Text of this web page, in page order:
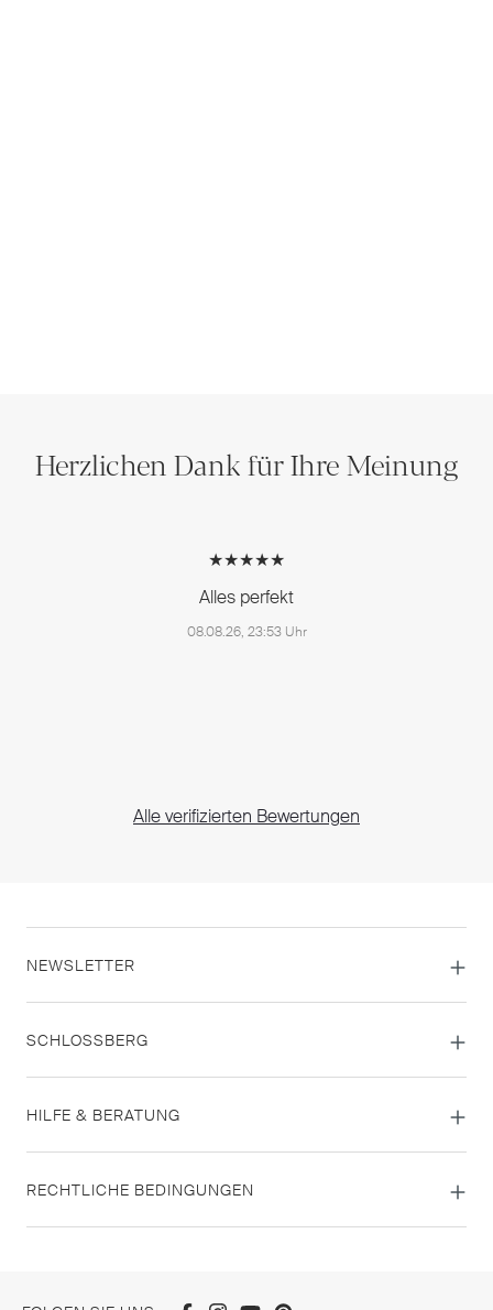
Herzlichen Dank für Ihre Meinung
★★★★★
Alles perfekt
08.08.26, 23:53 Uhr
Alle verifizierten Bewertungen
NEWSLETTER
SCHLOSSBERG
HILFE & BERATUNG
RECHTLICHE BEDINGUNGEN